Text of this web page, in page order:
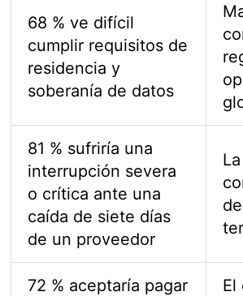
68 % ve difícil
cumplir requisitos de
residencia y
soberanía de datos
81 % sufriría una
interrupción severa
o crítica ante una
caída de siete días
de un proveedor
La
72 % aceptaría pagar
El